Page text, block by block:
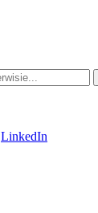
LinkedIn